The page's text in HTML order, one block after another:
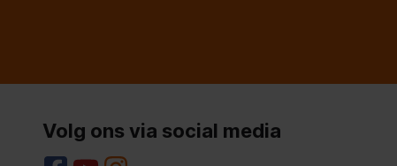
Volg ons via social media